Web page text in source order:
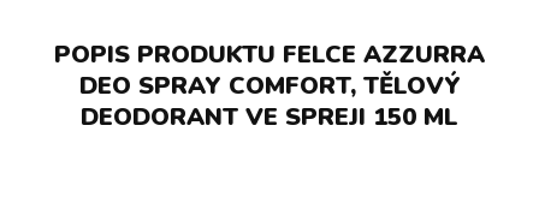
POPIS PRODUKTU FELCE AZZURRA
DEO SPRAY COMFORT, TĚLOVÝ
DEODORANT VE SPREJI 150 ML